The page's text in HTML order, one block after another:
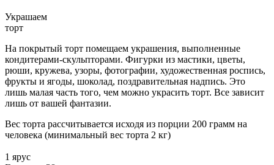
Украшаем
торт
На покрытый торт помещаем украшения, выполненные
кондитерами-скульпторами. Фигурки из мастики, цветы,
рюши, кружева, узоры, фотографии, художественная роспись,
фрукты и ягоды, шоколад, поздравительная надпись. Это
лишь малая часть того, чем можно украсить торт. Все зависит
лишь от вашей фантазии.
Вес торта рассчитывается исходя из порции 200 грамм на
человека (минимальный вес торта 2 кг)
1 ярус